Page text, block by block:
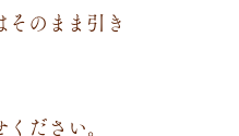
のまま引き
ださい。